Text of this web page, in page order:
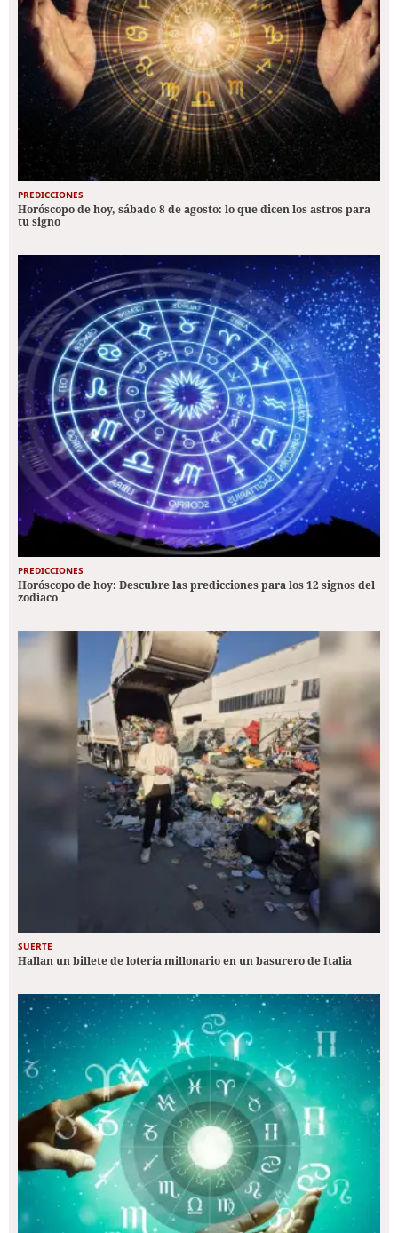
PREDICCIONES
Horóscopo de hoy, sábado 8 de agosto: lo que dicen los astros para
tu signo
PREDICCIONES
Horóscopo de hoy: Descubre las predicciones para los 12 signos del
zodiaco
SUERTE
Hallan un billete de lotería millonario en un basurero de Italia